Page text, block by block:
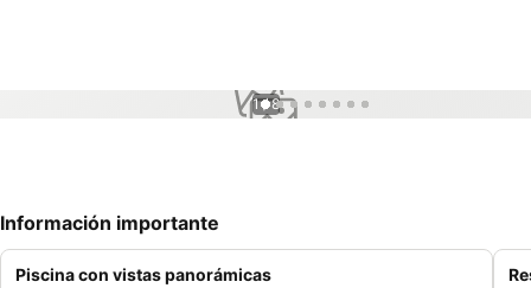
1 / 8
Información importante
Piscina con vistas panorámicas